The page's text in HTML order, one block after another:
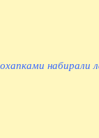
набирали